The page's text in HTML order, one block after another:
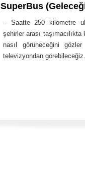
SuperBus
– Saatte 250 kilometre
şehirler arası
nasıl görüneceğini
televizyondan görebileceğiz.